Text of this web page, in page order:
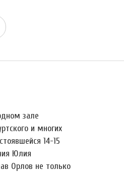
зале
и многих
14-15
Юлия
Орлов не только